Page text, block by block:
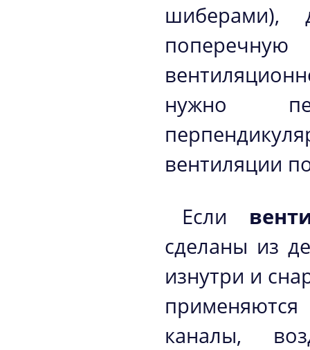
шиберами),
нужно
вентиляции
Если
сделаны из
изнутри и
каналы,